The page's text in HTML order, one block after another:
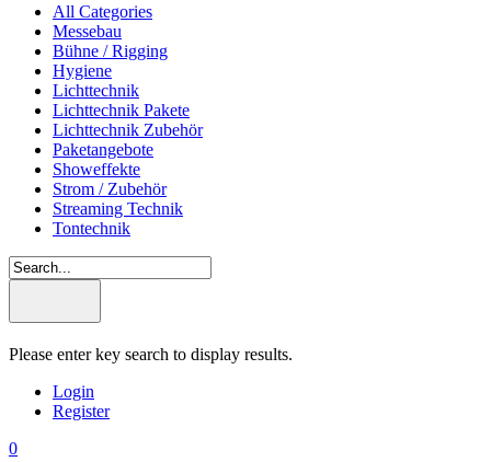
All Categories
Messebau
Bühne / Rigging
Hygiene
Lichttechnik
Lichttechnik Pakete
Lichttechnik Zubehör
Paketangebote
Showeffekte
Strom / Zubehör
Streaming Technik
Tontechnik
Please enter key search to display results.
Login
Register
0